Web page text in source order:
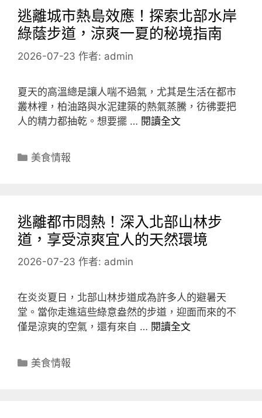
逃離城市熱島效應！探索北部水岸
綠蔭步道，涼爽一夏的秘境指南
2026-07-23 作者: admin
夏天的高溫總是讓人喘不過氣，尤其是生活在都市
叢林裡，柏油路與水泥建築的熱氣蒸騰，彷彿要把
人的精力都抽乾。想要擺 … 閱讀全文
分
美食情報
逃離都市悶熱！深入北部山林步
道，享受涼爽宜人的天然環境
2026-07-23 作者: admin
在炎炎夏日，北部山林步道成為許多人的避暑天
堂。當你走進這些綠意盎然的步道，迎面而來的不
僅是涼爽的空氣，還有來自 … 閱讀全文
分
美食情報